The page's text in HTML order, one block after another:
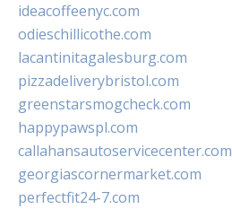
ideacoffeenyc.com
odieschillicothe.com
lacantinitagalesburg.com
pizzadeliverybristol.com
greenstarsmogcheck.com
happypawspl.com
callahansautoservicecenter.com
georgiascornermarket.com
perfectfit24-7.com